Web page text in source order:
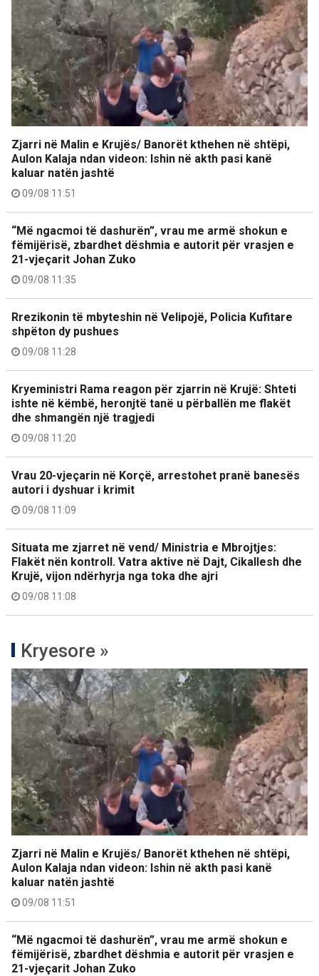
Zjarri në Malin e Krujës/ Banorët kthehen në shtëpi,
Aulon Kalaja ndan videon: Ishin në akth pasi kanë
kaluar natën jashtë
09/08 11:51
“Më ngacmoi të dashurën”, vrau me armë shokun e
fëmijërisë, zbardhet dëshmia e autorit për vrasjen e
21-vjeçarit Johan Zuko
09/08 11:35
Rrezikonin të mbyteshin në Velipojë, Policia Kufitare
shpëton dy pushues
09/08 11:28
Kryeministri Rama reagon për zjarrin në Krujë: Shteti
ishte në këmbë, heronjtë tanë u përballën me flakët
dhe shmangën një tragjedi
09/08 11:20
Vrau 20-vjeçarin në Korçë, arrestohet pranë banesës
autori i dyshuar i krimit
09/08 11:09
Situata me zjarret në vend/ Ministria e Mbrojtjes:
Flakët nën kontroll. Vatra aktive në Dajt, Cikallesh dhe
Krujë, vijon ndërhyrja nga toka dhe ajri
09/08 11:08
Kryesore »
Zjarri në Malin e Krujës/ Banorët kthehen në shtëpi,
Aulon Kalaja ndan videon: Ishin në akth pasi kanë
kaluar natën jashtë
09/08 11:51
“Më ngacmoi të dashurën”, vrau me armë shokun e
fëmijërisë, zbardhet dëshmia e autorit për vrasjen e
21-vjeçarit Johan Zuko